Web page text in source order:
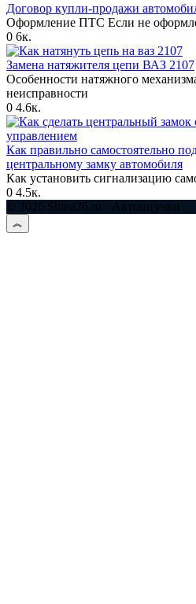
Договор купли-продажи
Оформление ПТС Если не
0 6к.
Замена натяжителя цепи ВАЗ 2107
Особенности натяжного
неисправности
0 4.6к.
Как правильно самостоятельно
центральному замку автомобиля
Как установить сигнализацию
0 4.5к.
© 2026 Shina26.ru - Автоштучки